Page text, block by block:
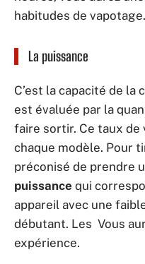
habitudes de vapotage.
La puissance
C’est la capacité de
est évaluée par la
faire sortir. Ce taux
chaque modèle. Pour
préconisé de prendre
puissance qui
appareil avec une
débutant. Les Vous
expérience.